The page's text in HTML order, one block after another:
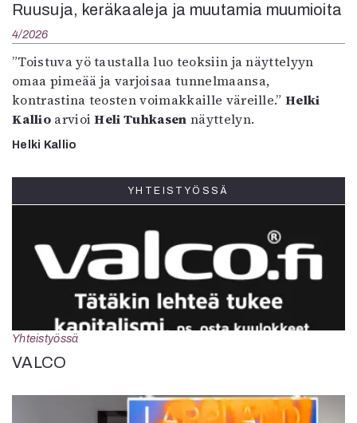
Ruusuja, keräkaaleja ja muutamia muumioita
4/2026
”Toistuva yö taustalla luo teoksiin ja näyttelyyn
omaa pimeää ja varjoisaa tunnelmaansa,
kontrastina teosten voimakkaille väreille.”Helki
KallioarvioiHeli Tuhkasen näyttelyn.
Helki Kallio
YHTEISTYÖSSÄ
Yhteistyössä
VALCO